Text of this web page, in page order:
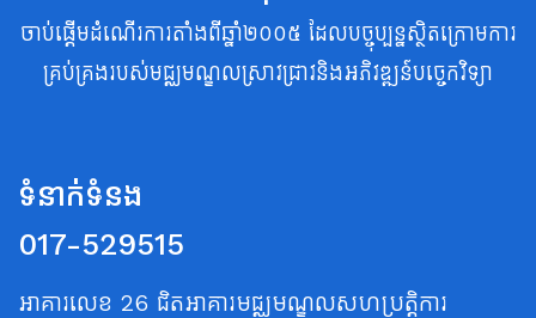
ចាប់ផ្តើមដំណើរការតាំងពីឆ្នាំ២០០៥ ដែលបច្ចុប្បន្នស្ថិតក្រោមការ
គ្រប់គ្រងរបស់មជ្ឈមណ្ឌលស្រាវជ្រាវនិងអភិវឌ្ឍន៍បច្ចេកវិទ្យា
ទំនាក់ទំនង
017-529515
អាគារលេខ 26 ជិតអាគារមជ្ឈមណ្ឌលសហប្រត្តិការ